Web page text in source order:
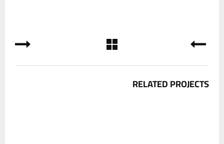
RELATED PROJECTS